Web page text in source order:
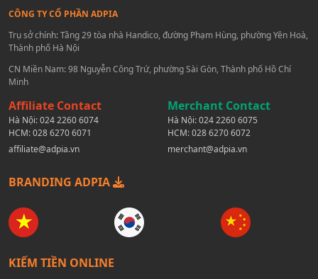
CÔNG TY CỔ PHẦN ADPIA
Trụ sở chính: Tầng 29 tòa nhà Handico, đường Phạm Hùng, phường Yên Hoà,
Thành phố Hà Nội
CN Miền Nam: 98 Nguyễn Công Trứ, phường Sài Gòn, Thành phố Hồ Chí
Minh
Affiliate Contact
Hà Nội:024 2260 6074
HCM:028 6270 6071
affiliate@adpia.vn
Merchant Contact
Hà Nội:024 2260 6075
HCM:028 6270 6072
merchant@adpia.vn
BRANDING ADPIA
KIẾM TIỀN ONLINE